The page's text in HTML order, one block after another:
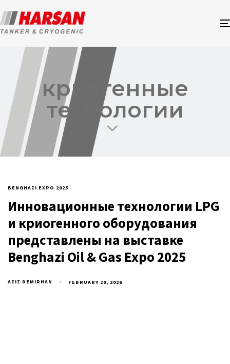
криогенные
технологии
BENGHAZI EXPO 2025
Инновационные технологии LPG
и криогенного оборудования
представлены на выставке
Benghazi Oil & Gas Expo 2025
AZIZ DEMIRHAN FEBRUARY 20, 2026